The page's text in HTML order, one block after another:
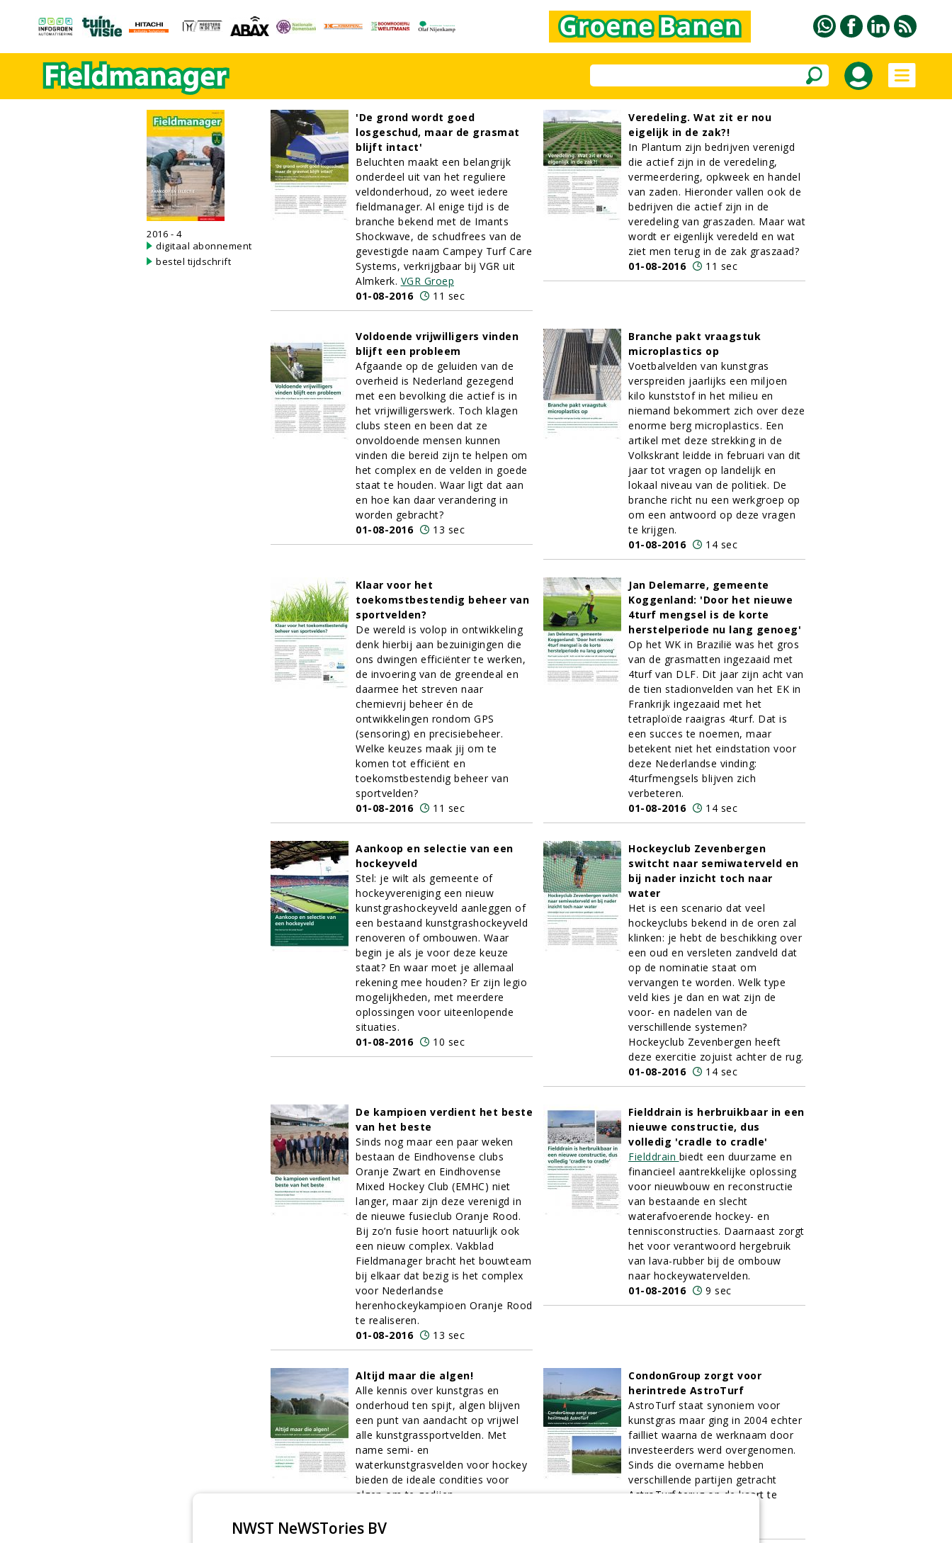
2016 - 4
digitaal abonnement
bestel tijdschrift
'De grond wordt goed
losgeschud, maar de grasmat
blijft intact'
Beluchten maakt een belangrijk
onderdeel uit van het reguliere
veldonderhoud, zo weet iedere
fieldmanager. Al enige tijd is de
branche bekend met de Imants
Shockwave, de schudfrees van de
gevestigde naam Campey Turf Care
Systems, verkrijgbaar bij VGR uit
Almkerk. VGR Groep
01-08-2016
11 sec
Veredeling. Wat zit er nou
eigelijk in de zak?!
In Plantum zijn bedrijven verenigd
die actief zijn in de veredeling,
vermeerdering, opkweek en handel
van zaden. Hieronder vallen ook de
bedrijven die actief zijn in de
veredeling van graszaden. Maar wat
wordt er eigenlijk veredeld en wat
ziet men terug in de zak graszaad?
01-08-2016
11 sec
Voldoende vrijwilligers vinden
blijft een probleem
Afgaande op de geluiden van de
overheid is Nederland gezegend
met een bevolking die actief is in
het vrijwilligerswerk. Toch klagen
clubs steen en been dat ze
onvoldoende mensen kunnen
vinden die bereid zijn te helpen om
het complex en de velden in goede
staat te houden. Waar ligt dat aan
en hoe kan daar verandering in
worden gebracht?
01-08-2016
13 sec
Branche pakt vraagstuk
microplastics op
Voetbalvelden van kunstgras
verspreiden jaarlijks een miljoen
kilo kunststof in het milieu en
niemand bekommert zich over deze
enorme berg microplastics. Een
artikel met deze strekking in de
Volkskrant leidde in februari van dit
jaar tot vragen op landelijk en
lokaal niveau van de politiek. De
branche richt nu een werkgroep op
om een antwoord op deze vragen
te krijgen.
01-08-2016
14 sec
Klaar voor het
toekomstbestendig beheer van
sportvelden?
De wereld is volop in ontwikkeling
denk hierbij aan bezuinigingen die
ons dwingen efficiënter te werken,
de invoering van de greendeal en
daarmee het streven naar
chemievrij beheer én de
ontwikkelingen rondom GPS
(sensoring) en precisiebeheer.
Welke keuzes maak jij om te
komen tot efficiënt en
toekomstbestendig beheer van
sportvelden?
01-08-2016
11 sec
Jan Delemarre, gemeente
Koggenland: 'Door het nieuwe
4turf mengsel is de korte
herstelperiode nu lang genoeg'
Op het WK in Brazilië was het gros
van de grasmatten ingezaaid met
4turf van DLF. Dit jaar zijn acht van
de tien stadionvelden van het EK in
Frankrijk ingezaaid met het
tetraploïde raaigras 4turf. Dat is
een succes te noemen, maar
betekent niet het eindstation voor
deze Nederlandse vinding:
4turfmengsels blijven zich
verbeteren.
01-08-2016
14 sec
Aankoop en selectie van een
hockeyveld
Stel: je wilt als gemeente of
hockeyvereniging een nieuw
kunstgrashockeyveld aanleggen of
een bestaand kunstgrashockeyveld
renoveren of ombouwen. Waar
begin je als je voor deze keuze
staat? En waar moet je allemaal
rekening mee houden? Er zijn legio
mogelijkheden, met meerdere
oplossingen voor uiteenlopende
situaties.
01-08-2016
10 sec
Hockeyclub Zevenbergen
switcht naar semiwaterveld en
bij nader inzicht toch naar
water
Het is een scenario dat veel
hockeyclubs bekend in de oren zal
klinken: je hebt de beschikking over
een oud en versleten zandveld dat
op de nominatie staat om
vervangen te worden. Welk type
veld kies je dan en wat zijn de
voor- en nadelen van de
verschillende systemen?
Hockeyclub Zevenbergen heeft
deze exercitie zojuist achter de rug.
01-08-2016
14 sec
De kampioen verdient het beste
van het beste
Sinds nog maar een paar weken
bestaan de Eindhovense clubs
Oranje Zwart en Eindhovense
Mixed Hockey Club (EMHC) niet
langer, maar zijn deze verenigd in
de nieuwe fusieclub Oranje Rood.
Bij zo’n fusie hoort natuurlijk ook
een nieuw complex. Vakblad
Fieldmanager bracht het bouwteam
bij elkaar dat bezig is het complex
voor Nederlandse
herenhockeykampioen Oranje Rood
te realiseren.
01-08-2016
13 sec
Fielddrain is herbruikbaar in een
nieuwe constructie, dus
volledig 'cradle to cradle'
Fielddrain biedt een duurzame en
financieel aantrekkelijke oplossing
voor nieuwbouw en reconstructie
van bestaande en slecht
waterafvoerende hockey- en
tennisconstructies. Daarnaast zorgt
het voor verantwoord hergebruik
van lava-rubber bij de ombouw
naar hockeywatervelden.
01-08-2016
9 sec
Altijd maar die algen!
Alle kennis over kunstgras en
onderhoud ten spijt, algen blijven
een punt van aandacht op vrijwel
alle kunstgrassportvelden. Met
name semi- en
waterkunstgrasvelden voor hockey
bieden de ideale condities voor
algen om te gedijen.
CondonGroup zorgt voor
herintrede AstroTurf
AstroTurf staat synoniem voor
kunstgras maar ging in 2004 echter
failliet waarna de werknaam door
investeerders werd overgenomen.
Sinds die overname hebben
verschillende partijen getracht
AstroTurf terug op de kaart te
NWST NeWSTories BV